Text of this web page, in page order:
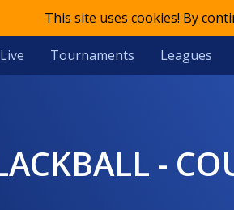
This site uses cookies! By
Live Tournaments Leagues